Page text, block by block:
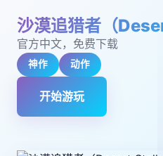
沙漠追猎者（
官方中文，免费下载
神作 动作
开始游玩